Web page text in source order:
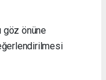
göz önüne